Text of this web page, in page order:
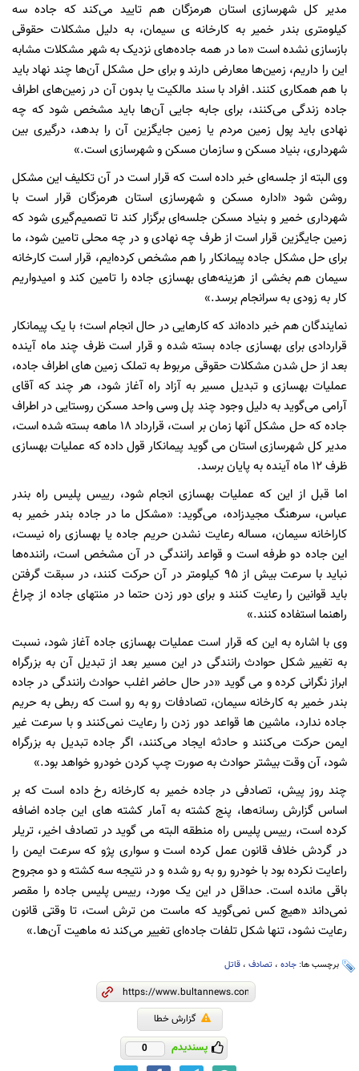
مدیر کل شهرسازی استان هرمزگان هم تایید می‌کند که جاده سه
کیلومتری بندر خمیر به کارخانه ی سیمان،‌ به دلیل مشکلات حقوقی
بازسازی نشده است «ما در همه جاده‌های نزدیک به شهر مشکلات مشابه
این را داریم،‌ زمین‌ها معارض دارند و برای حل مشکل آن‌ها چند نهاد باید
با هم همکاری کنند. افراد با سند مالکیت یا بدون آن در زمین‌های اطراف
جاده زندگی می‌کنند، ‌برای جابه جایی آن‌ها باید مشخص شود که چه
نهادی باید پول زمین مردم یا زمین جایگزین آن را بدهد،‌ درگیری بین
شهرداری،‌ بنیاد مسکن و سازمان مسکن و شهرسازی است.»
وی البته از جلسه‌ای خبر داده است که قرار است در آن تکلیف این مشکل
روشن شود «اداره مسکن و شهرسازی استان هرمزگان قرار است با
شهرداری خمیر و بنیاد مسکن جلسه‌ای برگزار کند تا تصمیم‌گیری شود که
زمین جایگزین قرار است از طرف چه نهادی و در چه محلی تامین شود،‌ ما
برای حل مشکل جاده پیمانکار را هم مشخص کرده‌ایم،‌ قرار است کارخانه
سیمان هم بخشی از هزینه‌های بهسازی جاده را تامین کند و امیدواریم
کار به زودی به سرانجام برسد.»
نمایندگان هم خبر داده‌اند که کارهایی در حال انجام است؛ با یک پیمانکار
قراردادی برای بهسازی جاده بسته شده و قرار است ظرف چند ماه آینده
بعد از حل شدن مشکلات حقوقی مربوط به تملک زمین های اطراف جاده،‌
عملیات بهسازی و تبدیل مسیر به آزاد راه آغاز شود،‌ هر چند که آقای
آرامی می‌گوید به دلیل وجود چند پل و‌سی واحد مسکن روستایی در اطراف
جاده که حل مشکل آنها زمان بر است، قرارداد 18 ماهه بسته شده است،‌
مدیر کل شهرسازی استان می گوید پیمانکار قول داده که عملیات بهسازی
ظرف 12 ماه آینده به پایان برسد.
اما قبل از این که عملیات بهسازی انجام شود،‌ رییس پلیس راه بندر
عباس،‌ سرهنگ مجیدزاده،‌ می‌گوید: «مشکل ما در جاده بندر خمیر به
کاراخانه سیمان،‌ مساله رعایت نشدن حریم جاده یا بهسازی راه نیست،‌
این جاده دو طرفه است و قواعد رانندگی در آن مشخص است،‌ راننده‌ها
نباید با سرعت بیش از 95 کیلومتر در آن حرکت کنند،‌ در سبقت گرفتن
باید قوانین را رعایت کنند و برای دور زدن حتما در منتهای جاده از چراغ
راهنما استفاده کنند.»
وی با اشاره به این که قرار است عملیات بهسازی جاده آغاز شود،‌ نسبت
به تغییر شکل حوادث‌ رانندگی در این مسیر بعد از تبدیل آن به بزرگراه
ابراز نگرانی کرده و می گوید «در حال حاضر اغلب حوادث رانندگی در جاده
بندر خمیر به کارخانه سیمان،‌ تصادفات رو به رو است که ربطی به حریم
جاده ندارد،‌ ماشین ها قواعد دور زدن را رعایت نمی‌کنند و با سرعت غیر
ایمن حرکت می‌کنند و حادثه ایجاد می‌کنند، اگر جاده تبدیل به بزرگراه
شود،‌ آن وقت بیشتر حوادث به صورت چپ کردن خودرو خواهد بود.»
چند روز پیش‌،‌ تصادفی در جاده خمیر به کارخانه رخ داده است که بر
اساس گزارش رسانه‌ها، پنج کشته به آمار کشته های این جاده اضافه
کرده است،‌ رییس پلیس راه منطقه البته می گوید در تصادف اخیر،‌ تریلر
در گردش خلاف قانون عمل کرده است و سواری پژو که سرعت ایمن را
راعایت نکرده بود با خودرو رو به رو شده و در نتیجه سه کشته و دو مجروح
باقی مانده است. حداقل در این یک مورد،‌ رییس پلیس جاده را مقصر
نمی‌داند «هیچ کس نمی‌گوید که ماست من ترش است،‌ تا وقتی قانون
رعایت نشود، تنها شکل تلفات جاده‌ای تغییر می‌کند نه ماهیت آن‌ها.»
برچسب ها: جاده ، تصادف ، قاتل
گزارش خطا
پسندیدم 0